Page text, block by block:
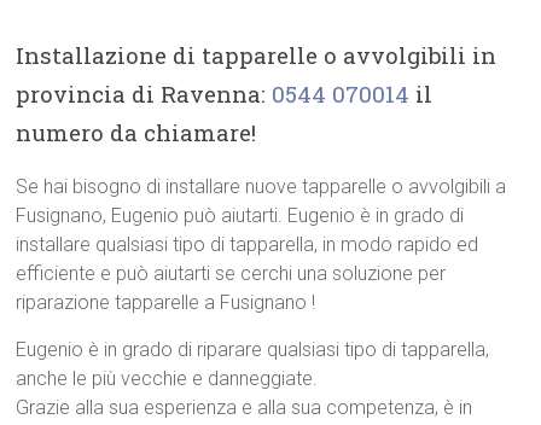
Installazione di tapparelle o avvolgibili in
provincia di Ravenna: 0544 070014 il
numero da chiamare!
Se hai bisogno di installare nuove tapparelle o avvolgibili a
Fusignano, Eugenio può aiutarti. Eugenio è in grado di
installare qualsiasi tipo di tapparella, in modo rapido ed
efficiente e può aiutarti se cerchi una soluzione per
riparazione tapparelle a Fusignano !
Eugenio è in grado di riparare qualsiasi tipo di tapparella,
anche le più vecchie e danneggiate.
Grazie alla sua esperienza e alla sua competenza, è in